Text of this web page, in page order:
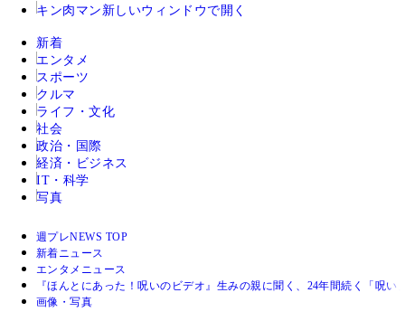
キン肉マン 新しいウィンドウで開く
新着
エンタメ
スポーツ
クルマ
ライフ・文化
社会
政治・国際
経済・ビジネス
IT・科学
写真
週プレNEWS TOP
新着ニュース
エンタメニュース
『ほんとにあった！呪いのビデオ』生みの親に聞く、24年間続く「呪い
画像・写真